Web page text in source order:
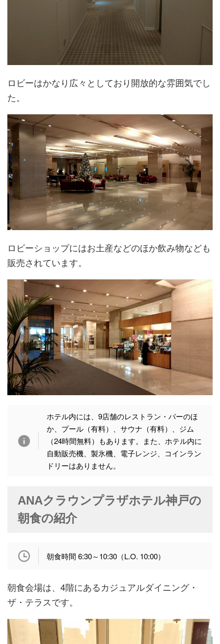
ロビーはかなり広々としており開放的な雰囲気でし
た。
ロビーショップにはお土産などのほか飲み物なども
販売されています。
ホテル内には、9店舗のレストラン・バーのほ
か、プール（有料）、サウナ（有料）、ジム
（24時間無料）もあります。また、ホテル内に
自動販売機、製氷機、電子レンジ、コインラン
ドリーはありません。
ANAクラウンプラザホテル神戸の
朝食の紹介
朝食時間 6:30～10:30（L.O. 10:00）
朝食会場は、4階にあるカジュアルダイニング・
ザ・テラスです。